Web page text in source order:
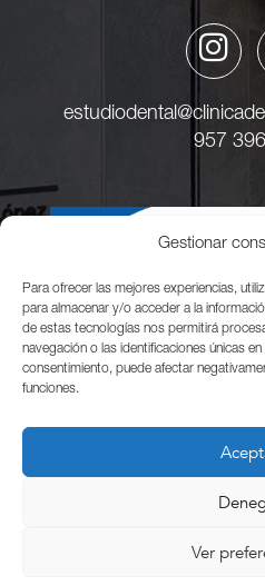
Gestionar
Para ofrecer las mejores experiencias,
para almacenar y/o acceder a la
de estas tecnologías nos permitirá
navegación o las identificaciones únicas
consentimiento, puede afectar
funciones.
Ver
957
Copyright © 2026 Todos
Política de